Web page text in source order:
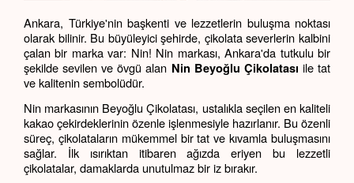
Ankara, Türkiye'nin başkenti ve lezzetlerin buluşma noktası
olarak bilinir. Bu büyüleyici şehirde, çikolata severlerin kalbini
çalan bir marka var: Nin! Nin markası, Ankara'da tutkulu bir
şekilde sevilen ve övgü alan Nin Beyoğlu Çikolatası ile tat
ve kalitenin sembolüdür.
Nin markasının Beyoğlu Çikolatası, ustalıkla seçilen en kaliteli
kakao çekirdeklerinin özenle işlenmesiyle hazırlanır. Bu özenli
süreç, çikolataların mükemmel bir tat ve kıvamla buluşmasını
sağlar. İlk ısırıktan itibaren ağızda eriyen bu lezzetli
çikolatalar, damaklarda unutulmaz bir iz bırakır.